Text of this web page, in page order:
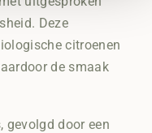
Deze
citroenen
de smaak
gevolgd door een